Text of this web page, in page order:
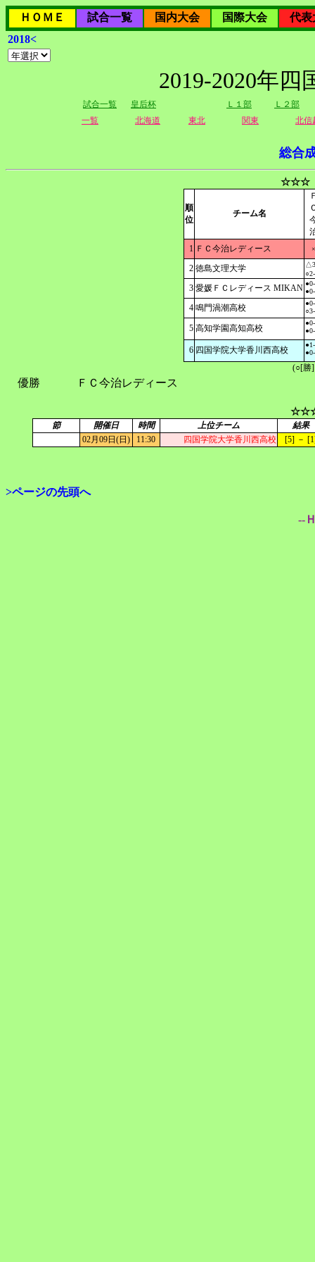
ＨＯＭＥ 試合一覧 国内大会 国際大会
代表
2018<
2019-2020年
試合一覧 皇后杯 Ｌ１部
Ｌ２部
一覧
北海道 東北 関東 北信
総合
☆☆☆
順
位
チーム名
1 ＦＣ今治レディース ×
2 徳島文理大学
3 愛媛ＦＣレディース MIKAN
4 鳴門渦潮高校
5 高知学園高知高校
6 四国学院大学香川西高校
(○[勝
優勝 ＦＣ今治レディース
節 開催日 時間 上位チーム
結果
02月09日(日)
11:30 四国学院大学香川西高校 [5] －
>ページの先頭へ
--